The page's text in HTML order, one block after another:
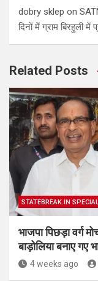
dobry sklep on
दिनों में ग्राम बिरहुली में
Related Posts
STATEBREAK.IN
भाजपा पिछड़ा वर्ग
बाड़ोलिया बनाए गए
4 weeks ago